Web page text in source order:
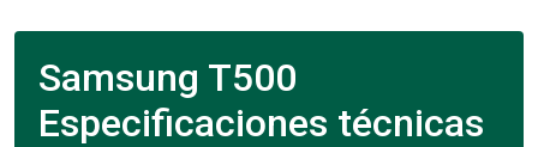
Samsung T500
Especificaciones técnicas